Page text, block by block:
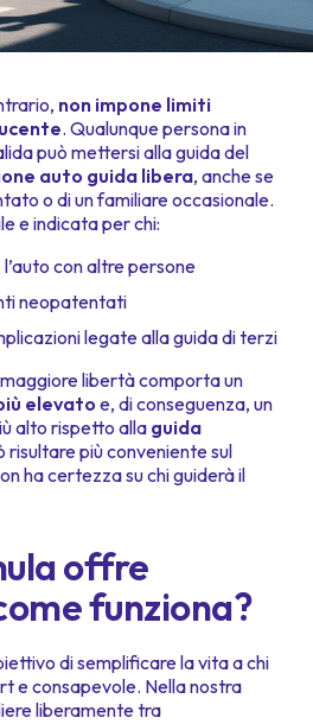
non impone limiti
. Qualunque persona in
può mettersi alla guida del
auto guida libera, anche se
o di un familiare occasionale.
e indicata per chi:
con altre persone
neopatentati
legate alla guida di terzi
libertà comporta un
elevatoe, di conseguenza, un
alto rispetto alla guida
risultare più conveniente sul
ha certezza su chi guiderà il
offre
funziona?
di semplificare la vita a chi
e consapevole. Nella nostra
liberamente tra